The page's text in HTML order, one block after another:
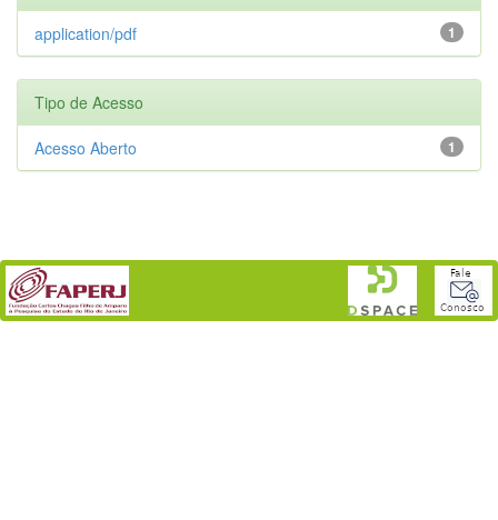
1
application/pdf
Tipo de Acesso
1
Acesso Aberto